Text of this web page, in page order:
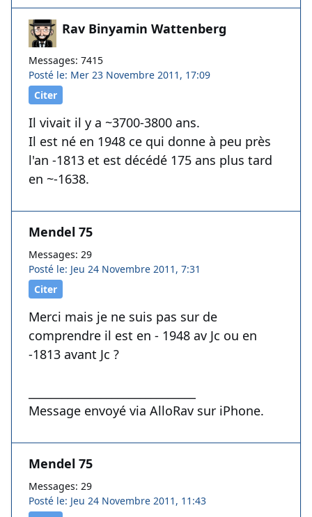
Rav Binyamin Wattenberg
Messages: 7415
Posté le: Mer 23 Novembre 2011, 17:09
Citer
Il vivait il y a ~3700-3800 ans.
Il est né en 1948 ce qui donne à peu près
l'an -1813 et est décédé 175 ans plus tard
en ~-1638.
Mendel 75
Messages: 29
Posté le: Jeu 24 Novembre 2011, 7:31
Citer
Merci mais je ne suis pas sur de
comprendre il est en - 1948 av Jc ou en
-1813 avant Jc ?
Message envoyé via AlloRav sur iPhone.
Mendel 75
Messages: 29
Posté le: Jeu 24 Novembre 2011, 11:43